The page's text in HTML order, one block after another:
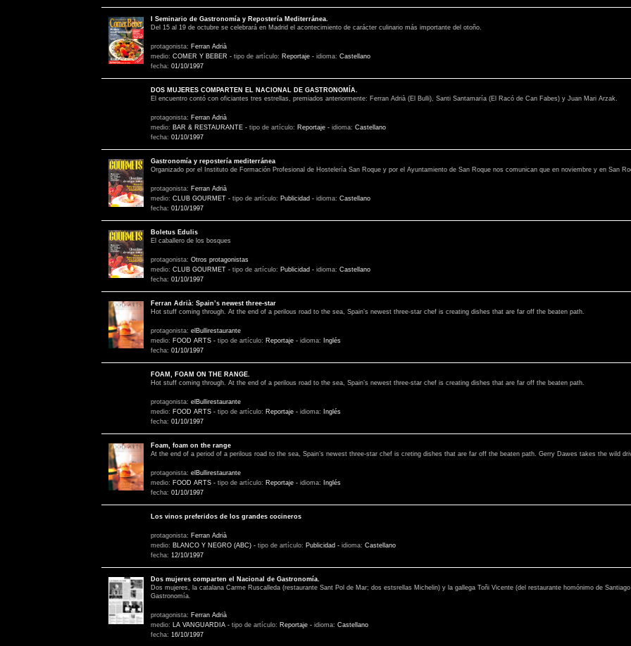
I Seminario de Gastronomía y Repostería Mediterránea.
Del 15 al 19 de octubre se celebrará en Madrid el acontecimiento de carácter culinario más importante del otoño.
protagonista: Ferran Adrià
medio: COMER Y BEBER - tipo de artículo: Reportaje - idioma: Castellano
fecha: 01/10/1997
DOS MUJERES COMPARTEN EL NACIONAL DE GASTRONOMÍA.
El encuentro contó con oficiantes tres estrellas, premiados anteriormente: Ferran Adrià (El Bulli), Santi Santamaría (El Racó de Can Fabes) y Juan Mari Arzak.
protagonista: Ferran Adrià
medio: BAR & RESTAURANTE - tipo de artículo: Reportaje - idioma: Castellano
fecha: 01/10/1997
Gastronomía y repostería mediterránea
Organizado por el Instituto de Formación Profesional de Hostelería San Roque y por el Ayuntamiento de San Roque nos comunican que en noviembre y en San
protagonista: Ferran Adrià
medio: CLUB GOURMET - tipo de artículo: Publicidad - idioma: Castellano
fecha: 01/10/1997
Boletus Edulis
El caballero de los bosques
protagonista: Otros protagonistas
medio: CLUB GOURMET - tipo de artículo: Publicidad - idioma: Castellano
fecha: 01/10/1997
Ferran Adrià: Spain’s newest three-star
Hot stuff coming through. At the end of a perilous road to the sea, Spain’s newest three-star chef is creating dishes that are far off the beaten path.
protagonista: elBullirestaurante
medio: FOOD ARTS - tipo de artículo: Reportaje - idioma:
Inglés
fecha: 01/10/1997
FOAM, FOAM ON THE RANGE.
Hot stuff coming through. At the end of a perilous road to the sea, Spain’s newest three-star chef is creating dishes that are far off the beaten path.
protagonista: elBullirestaurante
medio: FOOD ARTS - tipo de artículo: Reportaje - idioma:
Inglés
fecha: 01/10/1997
Foam, foam on the range
At the end of a period of a perilous road to the sea, Spain’s newest three-star chef is creting dishes that are far off the beaten path. Gerry Dawes takes the wild
protagonista: elBullirestaurante
medio: FOOD ARTS - tipo de artículo: Reportaje - idioma:
Inglés
fecha: 01/10/1997
Los vinos preferidos de los grandes cocineros
protagonista: Ferran Adrià
medio: BLANCO Y NEGRO (ABC) - tipo de artículo: Publicidad - idioma: Castellano
fecha: 12/10/1997
Dos mujeres comparten el Nacional de Gastronomía.
Dos mujeres, la catalana Carme Ruscalleda (restaurante Sant Pol de Mar; dos estsrellas Michelin) y la gallega Toñi Vicente (del restaurante homónimo de
Gastronomía.
protagonista: Ferran Adrià
medio:
LA VANGUARDIA - tipo de artículo: Reportaje - idioma: Castellano
fecha: 16/10/1997